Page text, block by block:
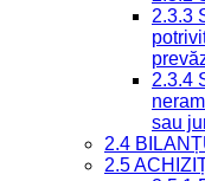
2.3.3
2.3.4
sau
2.4
2.5